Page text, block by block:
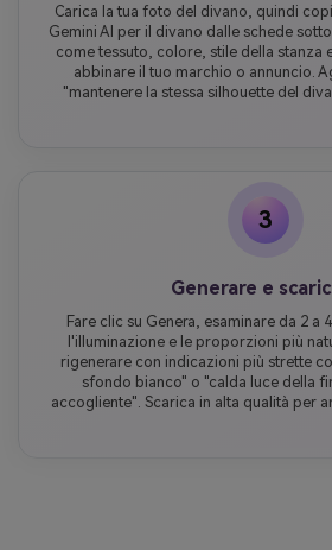
Carica la tua foto del divano, quindi
Gemini AI per il divano dalle schede
come tessuto, colore, stile della stanza
abbinare il tuo marchio o annuncio.
"mantenere la stessa silhouette del
3
Generare e
Fare clic su Genera, esaminare da 2 a
l'illuminazione e le proporzioni più
rigenerare con indicazioni più strette
sfondo bianco" o "calda luce della
accogliente". Scarica in alta qualità per